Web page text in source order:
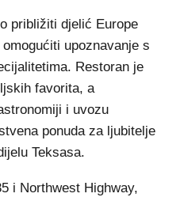
približiti djelić Europe
upoznavanje s
Restoran je
favorita, a
i uvozu
ponuda za ljubitelje
Teksasa.
i Northwest Highway,